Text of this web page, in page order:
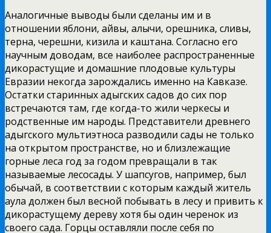
Аналогичные выводы были сделаны им и в
отношении яблони, айвы, алычи, орешника, сливы,
терна, черешни, кизила и каштана. Согласно его
научным доводам, все наиболее распространенные
дикорастущие и домашние плодовые культуры
Евразии некогда зарождались именно на Кавказе.
Остатки старинных адыгских садов до сих пор
встречаются там, где когда-то жили черкесы и
родственные им народы. Представители древнего
адыгского мультиэтноса разводили сады не только
на открытом пространстве, но и близлежащие
горные леса год за годом превращали в так
называемые лесосады. У шапсугов, например, был
обычай, в соответствии с которым каждый житель
аула должен был весной побывать в лесу и привить к
дикорастущему дереву хотя бы один черенок из
своего сада. Горцы оставляли после себя по